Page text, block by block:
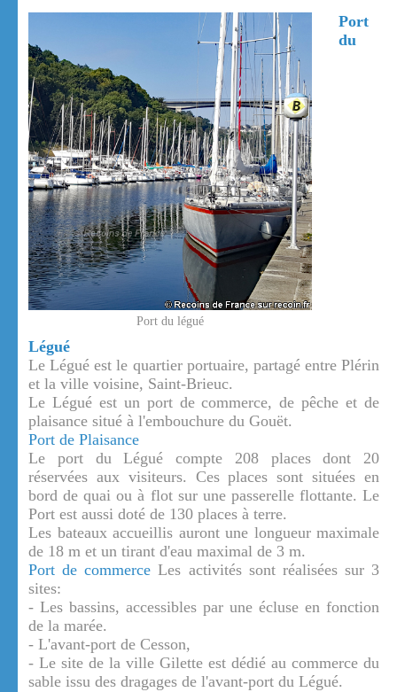
Port du légué
Port
du
Légué
Le Légué est le quartier portuaire, partagé entre Plérin
et la ville voisine, Saint-Brieuc.
Le Légué est un port de commerce, de pêche et de
plaisance situé à l'embouchure du Gouët.
Port de Plaisance
Le port du Légué compte 208 places dont 20
réservées aux visiteurs. Ces places sont situées en
bord de quai ou à flot sur une passerelle flottante. Le
Port est aussi doté de 130 places à terre.
Les bateaux accueillis auront une longueur maximale
de 18 m et un tirant d'eau maximal de 3 m.
Port de commerce Les activités sont réalisées sur 3
sites:
- Les bassins, accessibles par une écluse en fonction
de la marée.
- L'avant-port de Cesson,
- Le site de la ville Gilette est dédié au commerce du
sable issu des dragages de l'avant-port du Légué.